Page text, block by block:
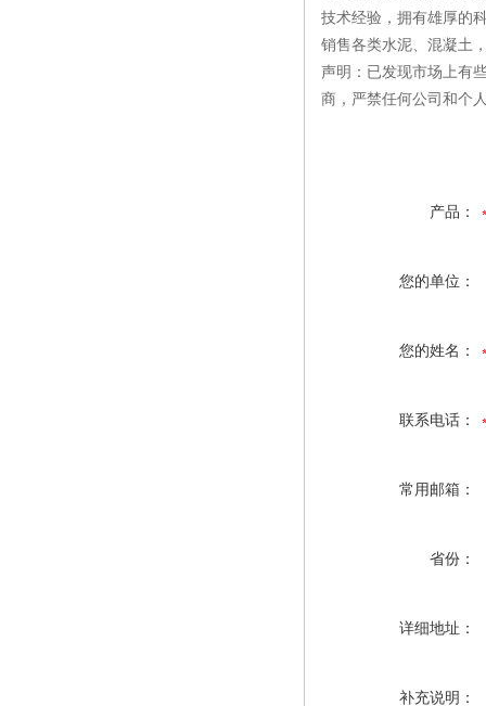
技术经验，拥有雄厚的
销售各类水泥、混凝土
声明：已发现市场上有
商，严禁任何公司和个
产品：
您的单位：
您的姓名：
联系电话：
常用邮箱：
省份：
详细地址：
补充说明：